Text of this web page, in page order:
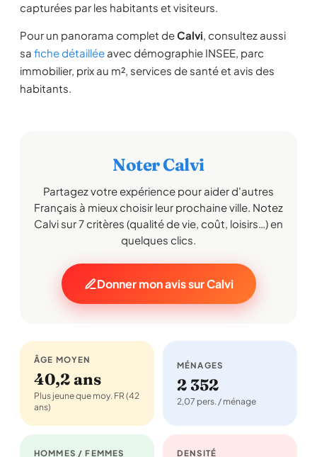
capturées par les habitants et visiteurs.
Pour un panorama complet deCalvi, consultez aussi
sa fiche détaillée avec démographie INSEE, parc
immobilier, prix au m², services de santé et avis des
habitants.
Noter Calvi
Partagez votre expérience pour aider d'autres
Français à mieux choisir leur prochaine ville. Notez
Calvi sur 7 critères (qualité de vie, coût, loisirs…) en
quelques clics.
Donner mon avis sur Calvi
ÂGE MOYEN
40,2 ans
Plus jeune que moy. FR (42
ans)
MÉNAGES
2 352
2,07 pers. / ménage
HOMMES / FEMMES DENSITÉ